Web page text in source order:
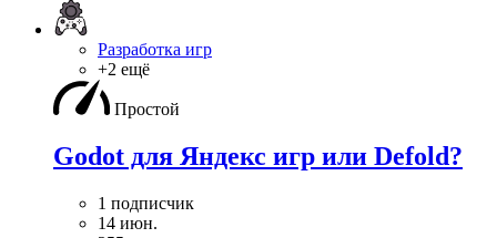
Разработка игр
+2 ещё
Простой
Godot для Яндекс игр или Defold?
1 подписчик
14 июн.